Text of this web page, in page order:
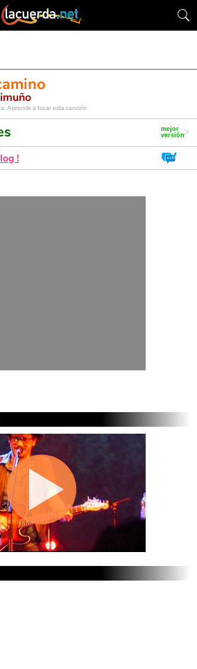
Aprende a tocar esta canción
!